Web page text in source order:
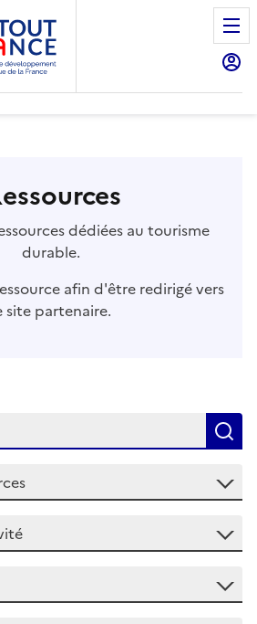
dédiées au tourisme
durable.
afin d'être redirigé vers
site partenaire.